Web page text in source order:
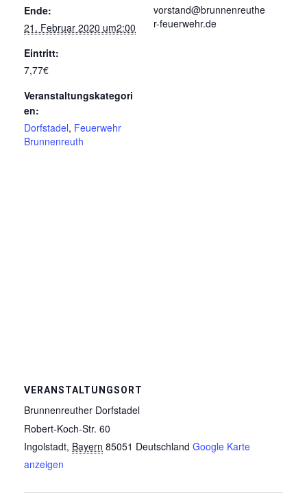
Ende:
21. Februar 2020 um2:00
Eintritt:
7,77€
Veranstaltungskategori
en:
Dorfstadel, Feuerwehr
Brunnenreuth
vorstand@brunnenreuthe
r-feuerwehr.de
VERANSTALTUNGSORT
Brunnenreuther Dorfstadel
Robert-Koch-Str. 60
Ingolstadt, Bayern 85051 Deutschland Google Karte
anzeigen